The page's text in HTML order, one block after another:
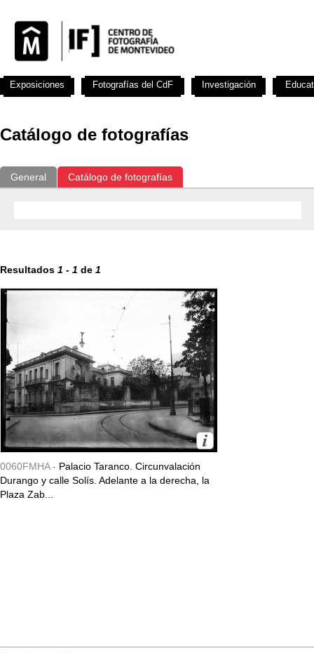
Catálogo de fotografías
General Catálogo de fotografías
Resultados 1 - 1 de 1
0060FMHA - Palacio Taranco. Circunvalación
Durango y calle Solís. Adelante a la derecha, la
Plaza Zab...
Exposiciones Fotografías del CdF Investigación